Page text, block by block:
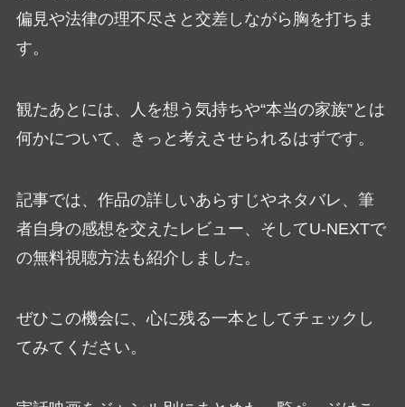
偏見や法律の理不尽さと交差しながら胸を打ちま
す。
観たあとには、人を想う気持ちや“本当の家族”とは
何かについて、きっと考えさせられるはずです。
記事では、作品の詳しいあらすじやネタバレ、筆
者自身の感想を交えたレビュー、そしてU-NEXTで
の無料視聴方法も紹介しました。
ぜひこの機会に、心に残る一本としてチェックし
てみてください。